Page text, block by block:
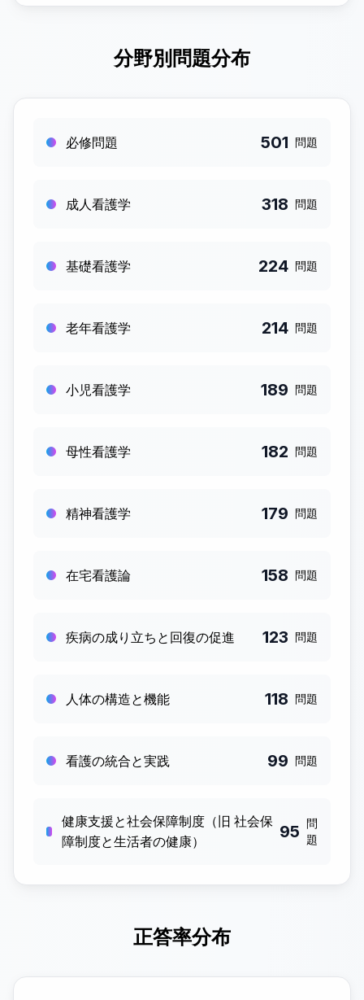
分野別問題分布
必修問題 501 問題
成人看護学 318 問題
基礎看護学 224 問題
老年看護学 214 問題
小児看護学 189 問題
母性看護学 182 問題
精神看護学 179 問題
在宅看護論 158 問題
疾病の成り立ちと回復の促進 123 問題
人体の構造と機能 118 問題
看護の統合と実践 99 問題
健康支援と社会保障制度（旧 社会保
障制度と生活者の健康）
95 問
題
正答率分布